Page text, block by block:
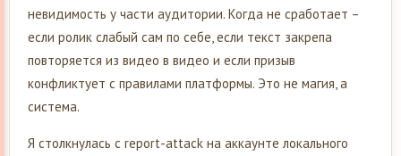
невидимость у части аудитории. Когда не сработает –
если ролик слабый сам по себе, если текст закрепа
повторяется из видео в видео и если призыв
конфликтует с правилами платформы. Это не магия, а
система.
Я столкнулась с report-attack на аккаунте локального